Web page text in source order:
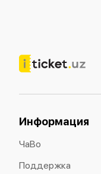
Информация
ЧаВо
Поддержка